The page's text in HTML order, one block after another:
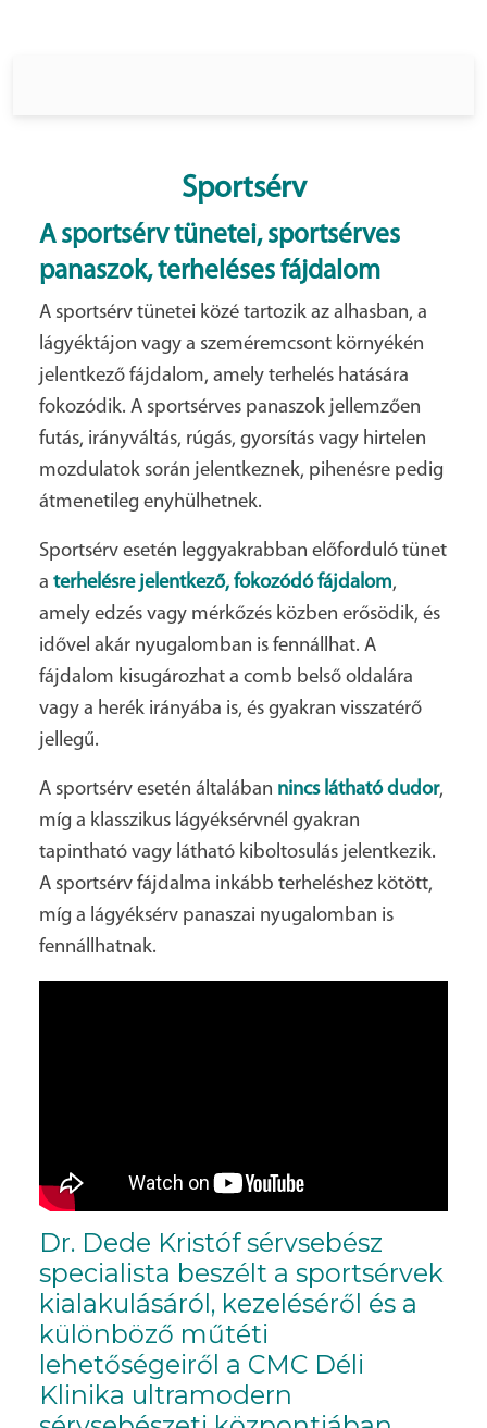
Sportsérv
A sportsérv tünetei, sportsérves
panaszok, terheléses fájdalom
A sportsérv tünetei közé tartozik az alhasban, a
lágyéktájon vagy a szeméremcsont környékén
jelentkező fájdalom, amely terhelés hatására
fokozódik. A sportsérves panaszok jellemzően
futás, irányváltás, rúgás, gyorsítás vagy hirtelen
mozdulatok során jelentkeznek, pihenésre pedig
átmenetileg enyhülhetnek.
Sportsérv esetén leggyakrabban előforduló tünet
a terhelésre jelentkező, fokozódó fájdalom,
amely edzés vagy mérkőzés közben erősödik, és
idővel akár nyugalomban is fennállhat. A
fájdalom kisugározhat a comb belső oldalára
vagy a herék irányába is, és gyakran visszatérő
jellegű.
A sportsérv esetén általában nincs látható dudor,
míg a klasszikus lágyéksérvnél gyakran
tapintható vagy látható kiboltosulás jelentkezik.
A sportsérv fájdalma inkább terheléshez kötött,
míg a lágyéksérv panaszai nyugalomban is
fennállhatnak.
Dr. Dede Kristóf sérvsebész
specialista beszélt a sportsérvek
kialakulásáról, kezeléséről és a
különböző műtéti
lehetőségeiről a CMC Déli
Klinika ultramodern